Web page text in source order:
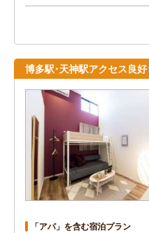
博多駅･天神駅アクセス良
「アパ」を含む宿泊プラン